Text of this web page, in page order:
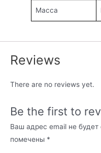
Масса
Reviews
There are no reviews yet.
Be the first to
Ваш адрес email не будет
помечены *